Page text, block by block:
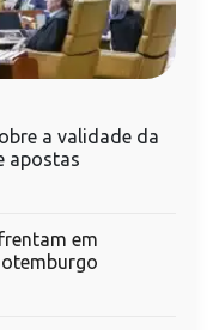
a validade da
apostas
em